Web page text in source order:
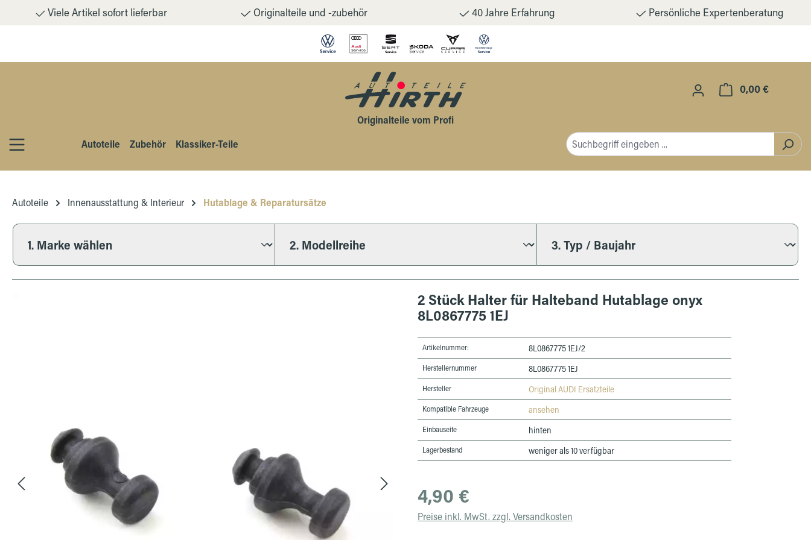
Hauptinhalt springen
Zur Suche springen
Zur Hauptnavigation springen
Viele Artikel sofort lieferbar Originalteile und -zubehör 40 Jahre Erfahrung Persönliche Expertenberatung
0,00 €
Originalteile vom Profi
Autoteile
Zubehör Klassiker-Teile
Autoteile Innenausstattung & Interieur Hutablage & Reparatursätze
2 Stück Halter für Halteband Hutablage onyx
8L0867775 1EJ
Artikelnummer: 8L0867775 1EJ/2
Herstellernummer 8L0867775 1EJ
Hersteller Original AUDI Ersatzteile
Kompatible Fahrzeuge ansehen
Einbauseite hinten
Lagerbestand weniger als 10 verfügbar
Regulärer Preis:
4,90 €
Preise inkl. MwSt. zzgl. Versandkosten